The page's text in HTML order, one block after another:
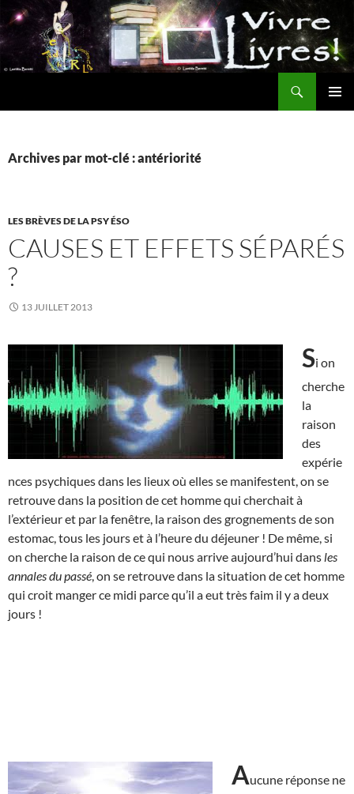
Aller
au
contenu
Archives par mot-clé : antériorité
LES BRÈVES DE LA PSY ÉSO
CAUSES ET EFFETS SÉPARÉS
?
13 JUILLET 2013
Si on
cherche
la
raison
des
expérie
nces psychiques dans les lieux où elles se manifestent, on se
retrouve dans la position de cet homme qui cherchait à
l’extérieur et par la fenêtre, la raison des grognements de son
estomac, tous les jours et à l’heure du déjeuner ! De même, si
on cherche la raison de ce qui nous arrive aujourd’hui dans les
annales du passé , on se retrouve dans la situation de cet homme
qui croit manger ce midi parce qu’il a eut très faim il y a deux
jours !
Aucune réponse ne